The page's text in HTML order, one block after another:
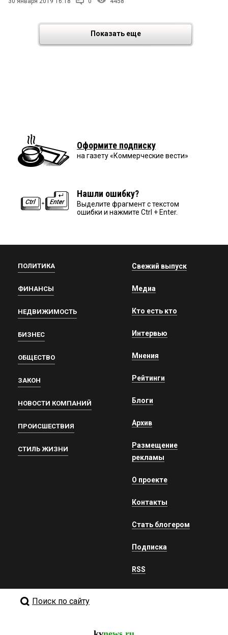
Показать еще
Оформите подписку
на газету «Коммерческие вести»
Нашли ошибку?
Выделите фрагмент с текстом
ошибки и нажмите Ctrl + Enter.
ПОЛИТИКА
ФИНАНСЫ
НЕДВИЖИМОСТЬ
БИЗНЕС
ОБЩЕСТВО
ЗАКОН
НОВОСТИ КОМПАНИЙ
ПРОИСШЕСТВИЯ
СТИЛЬ ЖИЗНИ
Свежий выпуск
Медиа
Кто есть кто
Интервью
Мнения
Рейтинги
Блоги
Архив
Размещение
рекламы
О проекте
Контакты
Стать блогером
Подписка
RSS
Поиск по сайту